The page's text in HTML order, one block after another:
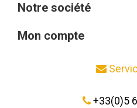
Notre société
Mon compte
+33(0)5